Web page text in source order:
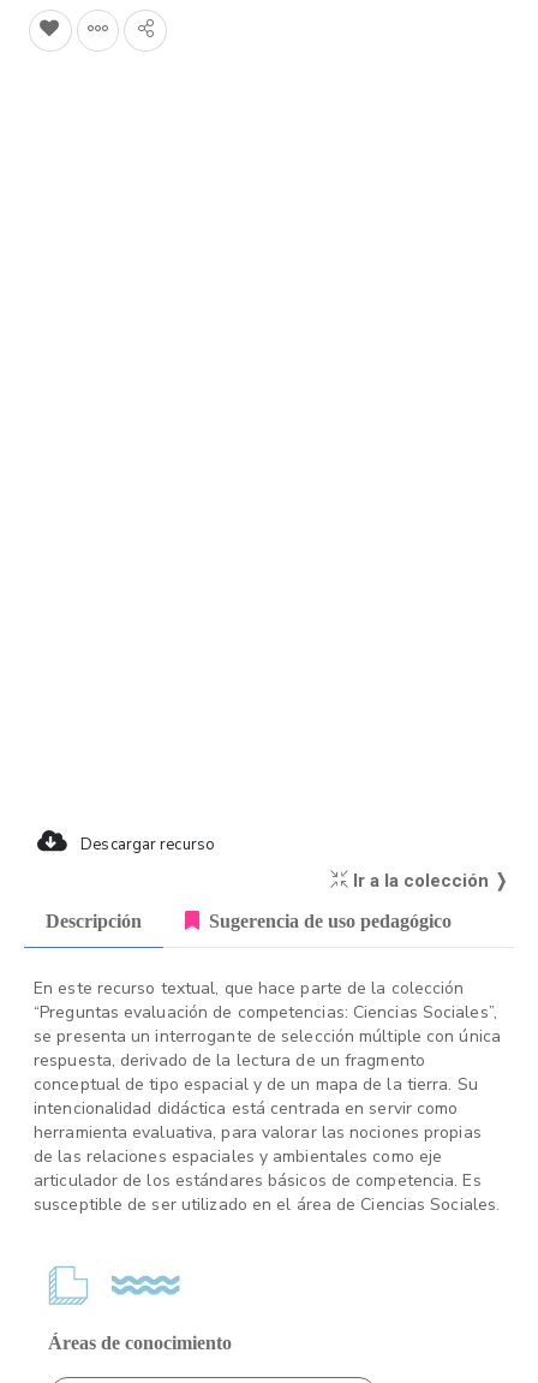
Descargar recurso
Ir a la colección ❭
Descripción Sugerencia de uso pedagógico
En este recurso textual, que hace parte de la colección
“Preguntas evaluación de competencias: Ciencias Sociales”,
se presenta un interrogante de selección múltiple con única
respuesta, derivado de la lectura de un fragmento
conceptual de tipo espacial y de un mapa de la tierra. Su
intencionalidad didáctica está centrada en servir como
herramienta evaluativa, para valorar las nociones propias
de las relaciones espaciales y ambientales como eje
articulador de los estándares básicos de competencia. Es
susceptible de ser utilizado en el área de Ciencias Sociales.
Áreas de conocimiento